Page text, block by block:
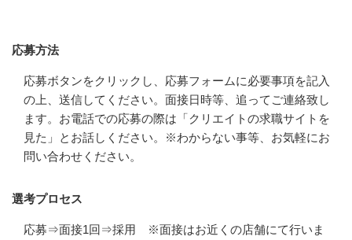
応募方法
応募ボタンをクリックし、応募フォームに必要事項を記入
の上、送信してください。面接日時等、追ってご連絡致し
ます。お電話での応募の際は「クリエイトの求職サイトを
見た」とお話しください。※わからない事等、お気軽にお
問い合わせください。
選考プロセス
応募⇒面接1回⇒採用　※面接はお近くの店舗にて行いま